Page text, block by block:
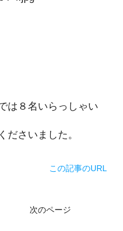
は８名いらっしゃい
ださいました。
この記事のURL
次のページ